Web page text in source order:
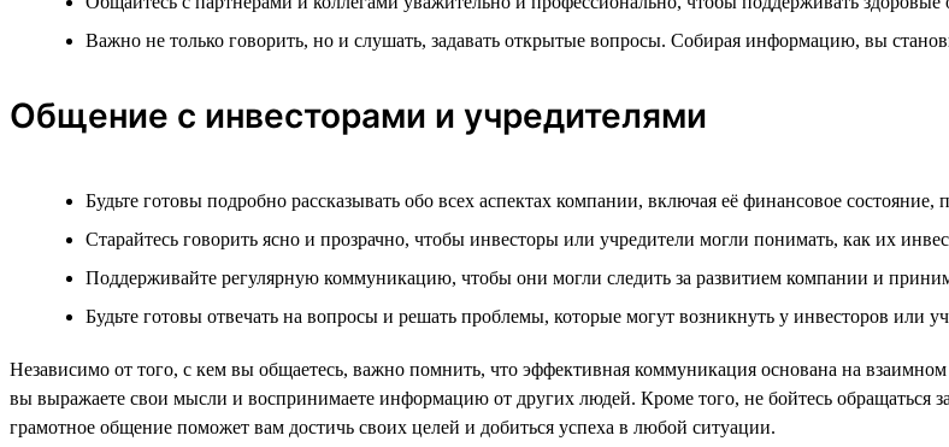
Важно не только говорить, но и слушать, задавать открытые вопросы. Собирая информацию, вы
Общение с инвесторами и учредителями
Будьте готовы подробно рассказывать обо всех аспектах компании, включая её финансовое состояние,
Старайтесь говорить ясно и прозрачно, чтобы инвесторы или учредители могли понимать, как их
Поддерживайте регулярную коммуникацию, чтобы они могли следить за развитием компании и
Будьте готовы отвечать на вопросы и решать проблемы, которые могут возникнуть у инвесторов или
Независимо от того, с кем вы общаетесь, важно помнить, что эффективная коммуникация основана на
вы выражаете свои мысли и воспринимаете информацию от других людей. Кроме того, не бойтесь обращаться
грамотное общение поможет вам достичь своих целей и добиться успеха в любой ситуации.